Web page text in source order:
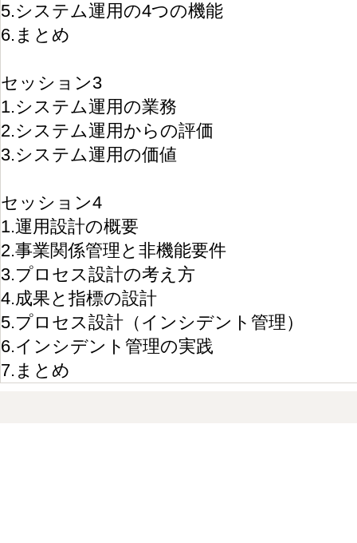
5.システム運用の4つの機能
6.まとめ
セッション3
1.システム運用の業務
2.システム運用からの評価
3.システム運用の価値
セッション4
1.運用設計の概要
2.事業関係管理と非機能要件
3.プロセス設計の考え方
4.成果と指標の設計
5.プロセス設計（インシデント管理）
6.インシデント管理の実践
7.まとめ